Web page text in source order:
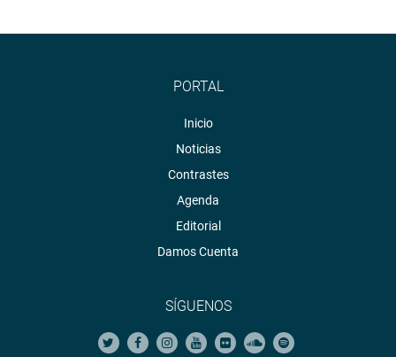
PORTAL
Inicio
Noticias
Contrastes
Agenda
Editorial
Damos Cuenta
SÍGUENOS